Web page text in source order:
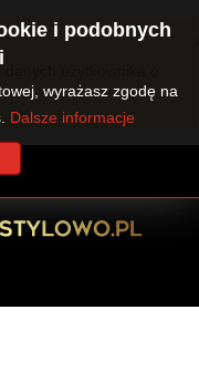
użytkownika o
i podobnych
wyrażasz zgodę na
Dalsze informacje